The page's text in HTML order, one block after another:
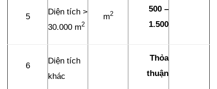
5
Diện tích >
30.000 m2
m2
500 –
1.500
6
Diện tích
khác
Thỏa
thuận